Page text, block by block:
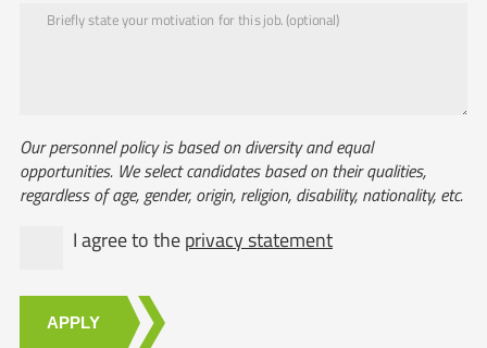
Briefly state your motivation for this job. (optional)
Our personnel policy is based on diversity and equal
opportunities. We select candidates based on their qualities,
regardless of age, gender, origin, religion, disability, nationality, etc.
I agree to theprivacy statement
APPLY